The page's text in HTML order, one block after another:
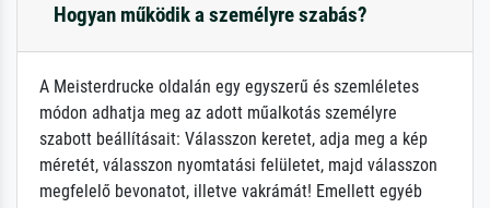
Hogyan működik a személyre szabás?
A Meisterdrucke oldalán egy egyszerű és szemléletes
módon adhatja meg az adott műalkotás személyre
szabott beállításait: Válasszon keretet, adja meg a kép
méretét, válasszon nyomtatási felületet, majd válasszon
megfelelő bevonatot, illetve vakrámát! Emellett egyéb